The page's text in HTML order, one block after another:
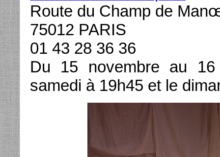
Route du Champ de
75012 PARIS
01 43 28 36 36
Du 15 novembre au
samedi à 19h45 et le